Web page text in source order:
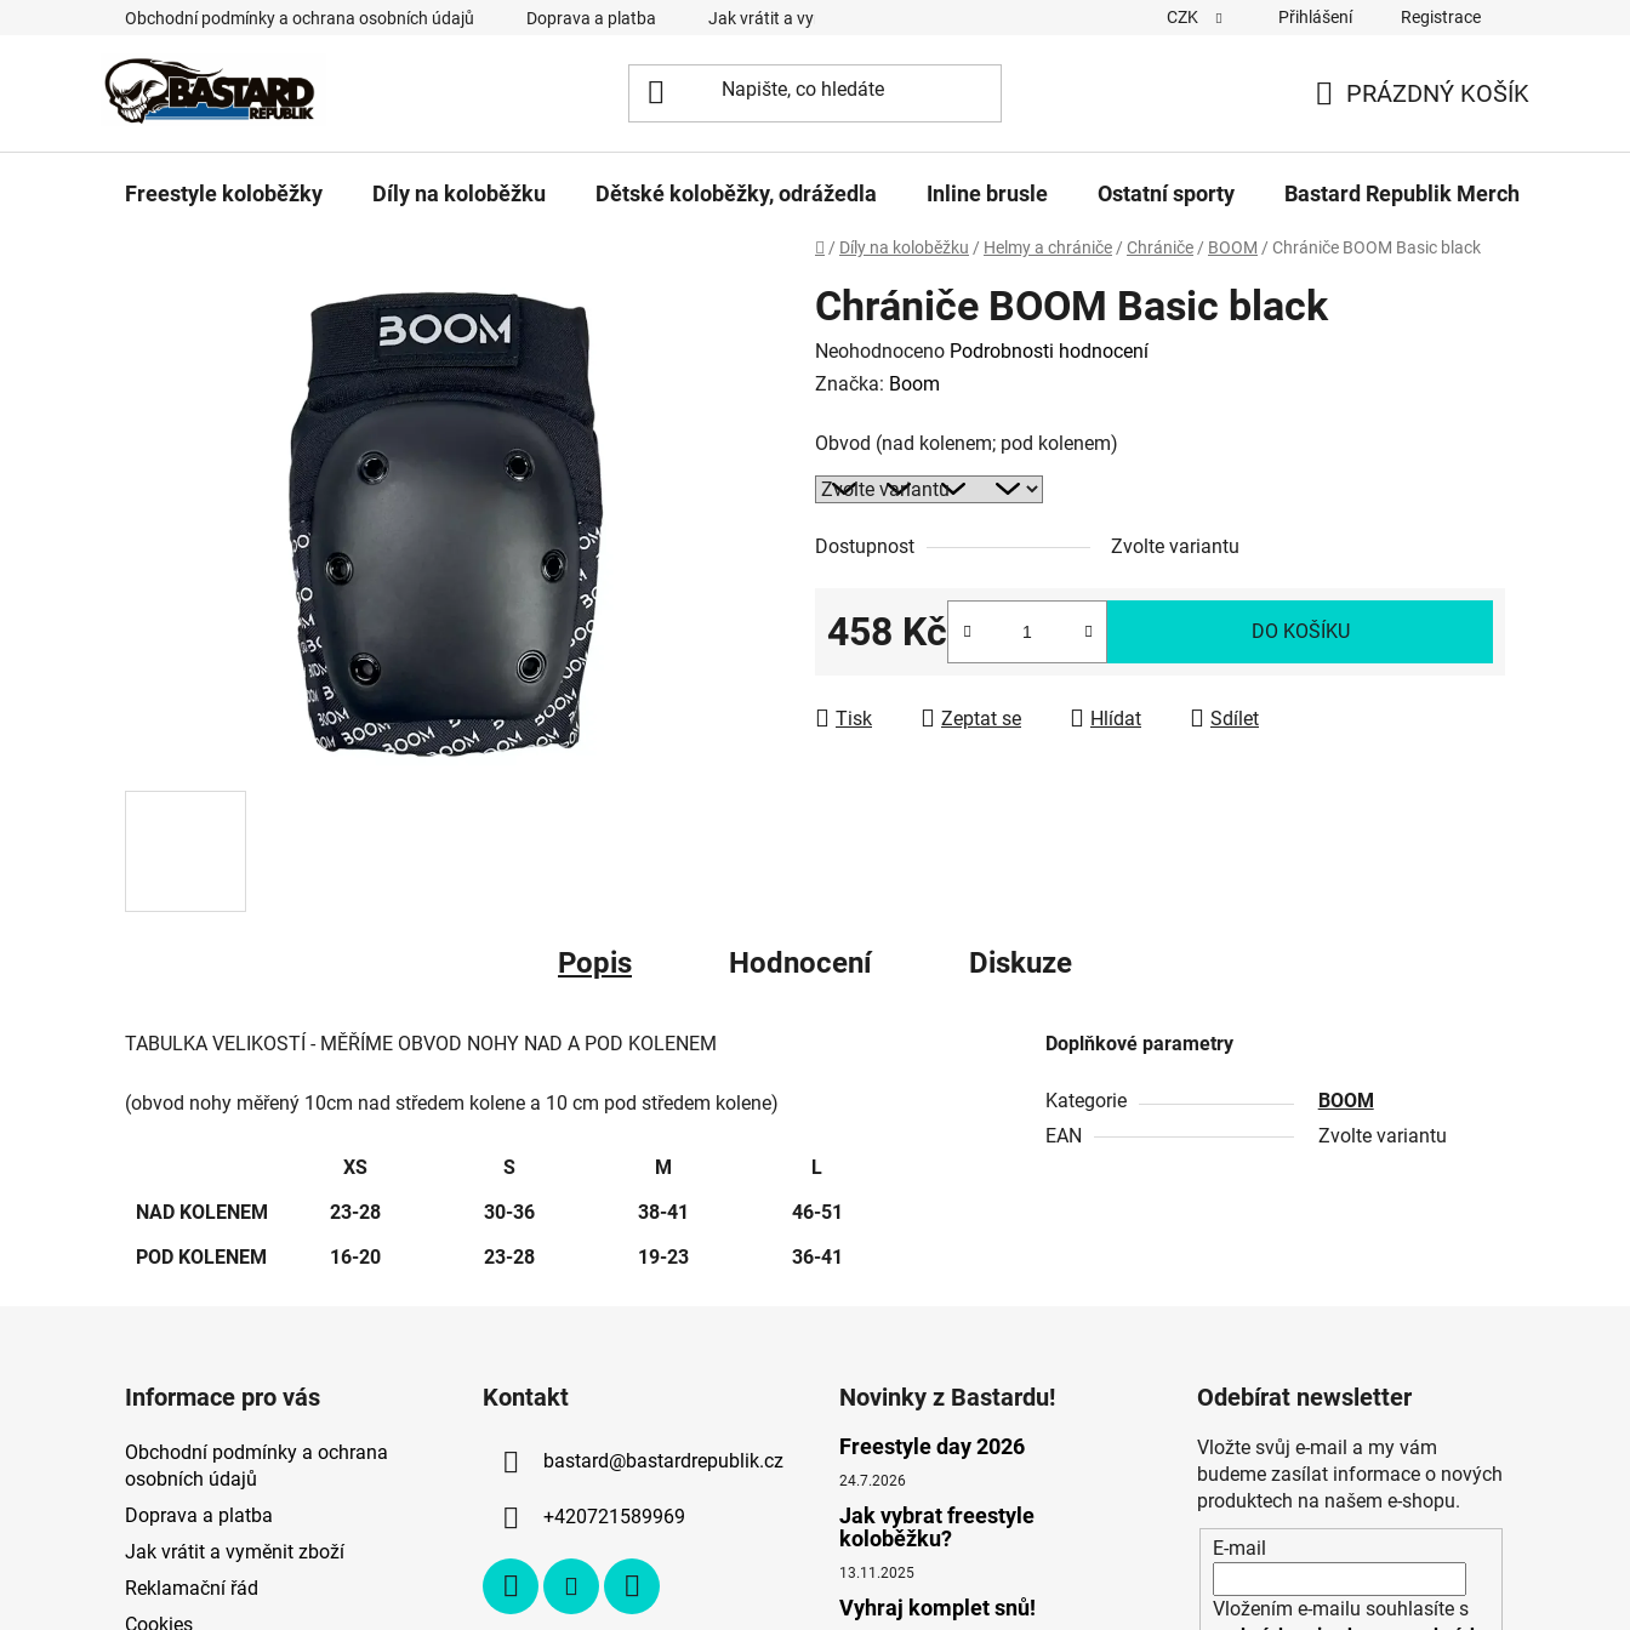
Obchodní podmínky a ochrana osobních údajů Doprava a platba Jak vrátit a vyměnit zboží Cookies Kontakty Napiště nám
CZK Přihlášení Registrace
KOŠÍK
PRÁZDNÝ KOŠÍK
Freestyle koloběžky Díly na koloběžku Dětské koloběžky, odrážedla Inline brusle Ostatní sporty Bastard Republik Merch
Domů
/ Díly na koloběžku / Helmy a chrániče / Chrániče / BOOM / Chrániče BOOM Basic black
Chrániče BOOM Basic black
Průměrné
hodnocení
je
0,0
5
Neohodnoceno Podrobnosti hodnocení
Značka: Boom
Obvod (nad kolenem; pod kolenem)
Dostupnost Zvolte variantu
458 Kč DO KOŠÍKU
Tisk Zeptat se Hlídat Sdílet
Popis Hodnocení Diskuze
TABULKA VELIKOSTÍ - MĚŘÍME OBVOD NOHY NAD A POD KOLENEM
(obvod nohy měřený 10cm nad středem kolene a 10 cm pod středem kolene)
XS S M
L
NAD KOLENEM
23-28 30-36 38-41
46-51
POD KOLENEM
16-20 23-28 19-23 36-41
Doplňkové parametry
Kategorie
BOOM
EAN
Zvolte variantu
Informace pro vás
Obchodní podmínky a ochrana
osobních údajů
Doprava a platba
Jak vrátit a vyměnit zboží
Reklamační řád
Cookies
Kontakt
bastard@bastardrepublik.cz
+420721589969
Novinky z Bastardu!
Freestyle day 2026
24.7.2026
Jak vybrat freestyle
koloběžku?
13.11.2025
Vyhraj komplet snů!
Odebírat newsletter
Vložte svůj e-mail a my vám
budeme zasílat informace o nových
produktech na našem e-shopu.
E-mail
Vložením e-mailu souhlasíte s